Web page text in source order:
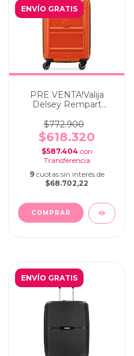
ENVÍO GRATIS
PRE VENTA!Valija
Delsey Rempart
carry on Naranja
$772.900
$618.320
$587.404 con
9 cuotas sin interés de
$68.702,22
ENVÍO GRATIS